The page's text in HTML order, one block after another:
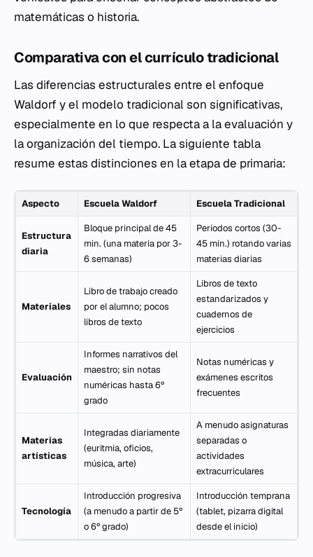
matemáticas o historia.
Comparativa con el currículo tradicional
Las diferencias estructurales entre el enfoque
Waldorf y el modelo tradicional son significativas,
especialmente en lo que respecta a la evaluación y
la organización del tiempo. La siguiente tabla
resume estas distinciones en la etapa de primaria:
Aspecto Escuela Waldorf Escuela Tradicional
Estructura
diaria
Bloque principal de 45
min. (una materia por 3-
6 semanas)
Períodos cortos (30-
45 min.) rotando varias
materias diarias
Materiales
Libro de trabajo creado
por el alumno; pocos
libros de texto
Libros de texto
estandarizados y
cuadernos de
ejercicios
Evaluación
Informes narrativos del
maestro; sin notas
numéricas hasta 6º
grado
Notas numéricas y
exámenes escritos
frecuentes
Materias
artísticas
Integradas diariamente
(euritmia, oficios,
música, arte)
A menudo asignaturas
separadas o
actividades
extracurriculares
Tecnología
Introducción progresiva
(a menudo a partir de 5º
o 6º grado)
Introducción temprana
(tablet, pizarra digital
desde el inicio)